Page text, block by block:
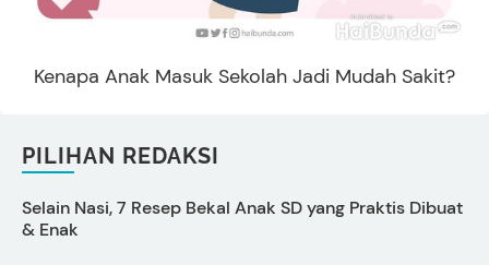
Kenapa Anak Masuk Sekolah Jadi Mudah Sakit?
PILIHAN REDAKSI
Selain Nasi, 7 Resep Bekal Anak SD yang Praktis Dibuat
& Enak